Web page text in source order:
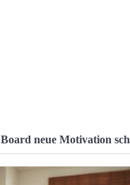
neue Motivation